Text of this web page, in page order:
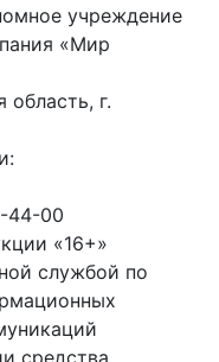
учреждение
«Мир
г.
44-00
«16+»
службой по
средства